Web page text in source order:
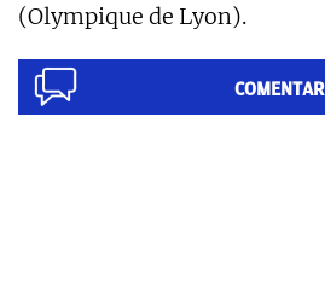
(Olympique de Lyon).
COMENTAR